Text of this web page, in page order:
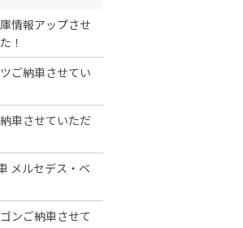
情報アップさせ
！
ご納車させてい
車させていただ
メルセデス・ベ
ンご納車させて